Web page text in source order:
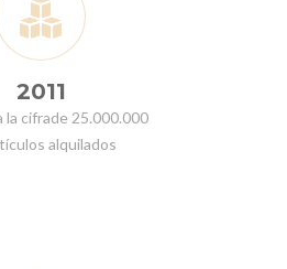
2011
la cifrade 25.000.000
alquilados